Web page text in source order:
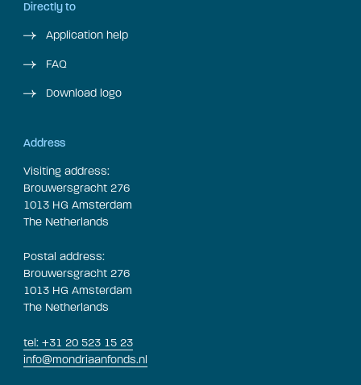
Directly to
Application help
FAQ
Download logo
Address
Visiting address:
Brouwersgracht 276
1013 HG Amsterdam
The Netherlands
Postal address:
Brouwersgracht 276
1013 HG Amsterdam
The Netherlands
tel: +31 20 523 15 23
info@mondriaanfonds.nl